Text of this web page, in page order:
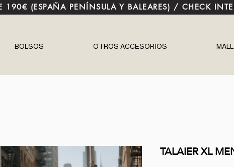
190€ (ESPAÑA PENÍNSULA Y BALEARES) / CHECK
BOLSOS OTROS ACCESORIOS
TALAIER XL